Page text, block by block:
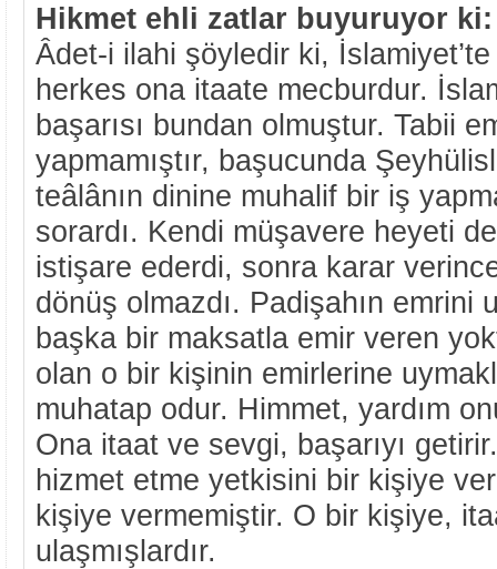
Hikmet ehli zatlar buyuruyor ki:
Âdet-i ilahi şöyledir ki,
herkes ona itaate mecburdur.
başarısı bundan olmuştur. Tabii
yapmamıştır, başucunda
teâlânın dinine muhalif bir iş
sorardı. Kendi müşavere heyeti
istişare ederdi, sonra karar
dönüş olmazdı. Padişahın emrini
başka bir maksatla emir veren
olan o bir kişinin emirlerine
muhatap odur. Himmet, yardım
Ona itaat ve sevgi, başarıyı
hizmet etme yetkisini bir kişiye
kişiye vermemiştir. O bir kişiye,
ulaşmışlardır.